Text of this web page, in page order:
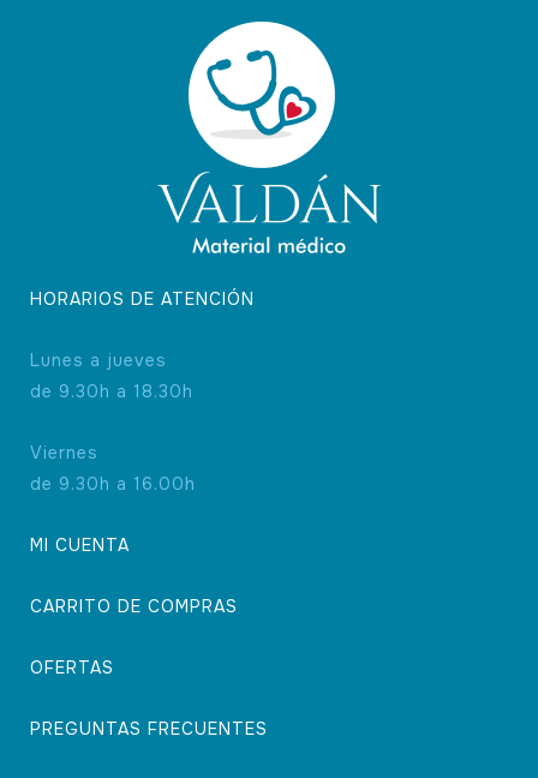
HORARIOS DE ATENCIÓN
Lunes a jueves
de 9.30h a 18.30h
Viernes
de 9.30h a 16.00h
MI CUENTA
CARRITO DE COMPRAS
OFERTAS
PREGUNTAS FRECUENTES